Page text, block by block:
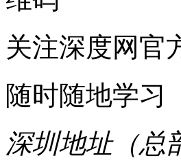
关注深度网官
随时随地学习
深圳地址（总